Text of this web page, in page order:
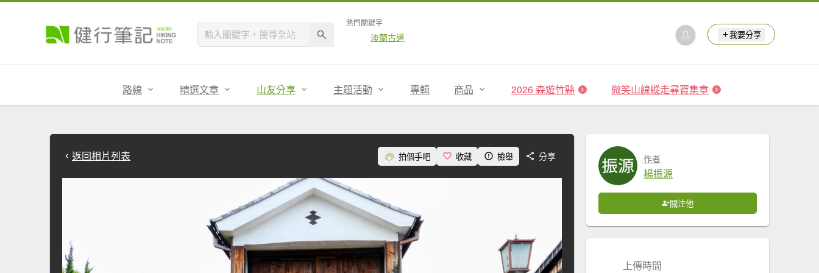
熱門關鍵字
淡蘭古道 我要分享
路線 精選文章 山友分享 主題活動 專輯 商品 2026 森遊竹縣 微笑山線縱走尋寶集章
返回相片列表 拍個手吧 收藏 檢舉 分享 作者
楊振源
關注他
上傳時間